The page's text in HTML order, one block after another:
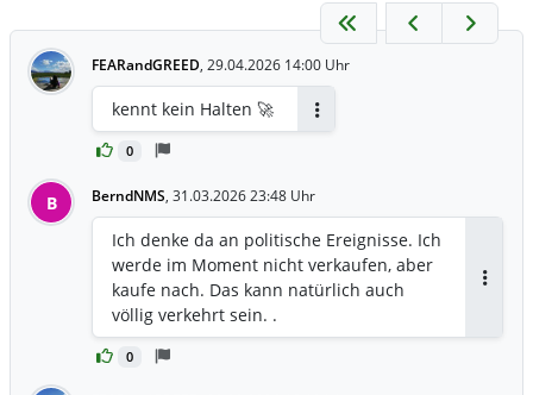
FEARandGREED, 29.04.2026 14:00 Uhr
0
kennt kein Halten 🚀
B BerndNMS, 31.03.2026 23:48 Uhr
0
Ich denke da an politische Ereignisse. Ich
werde im Moment nicht verkaufen, aber
kaufe nach. Das kann natürlich auch
völlig verkehrt sein. .